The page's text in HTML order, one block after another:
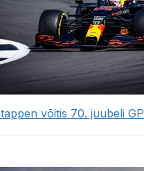
võitis 70. juubeli GP